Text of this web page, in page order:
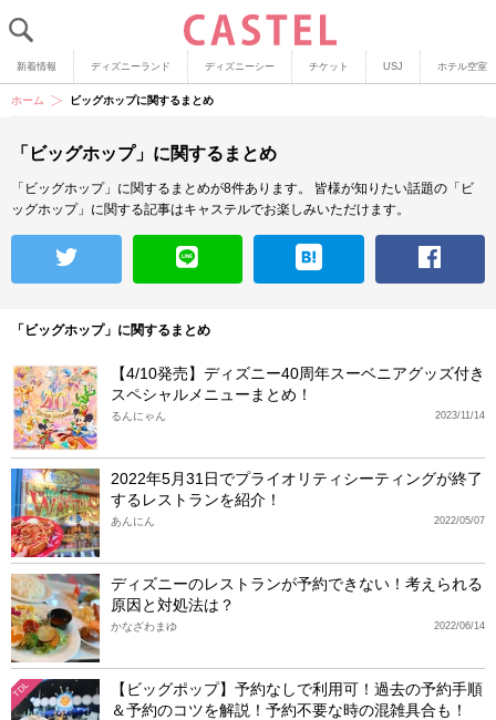
新着情報 ディズニーランド ディズニーシー チケット USJ ホテル空室
ホーム ビッグホップに関するまとめ
「ビッグホップ」に関するまとめ
「ビッグホップ」に関するまとめが8件あります。
皆様が知りたい話題の「ビ
ッグホップ」に関する記事はキャステルでお楽しみいただけます。
「ビッグホップ」に関するまとめ
【4/10発売】ディズニー40周年スーベニアグッズ付き
スペシャルメニューまとめ！
2023/11/14
るんにゃん
2022年5月31日でプライオリティシーティングが終了
するレストランを紹介！
2022/05/07
あんにん
ディズニーのレストランが予約できない！考えられる
原因と対処法は？
2022/06/14
かなざわまゆ
TDL
【ビッグポップ】予約なしで利用可！過去の予約手順
＆予約のコツを解説！予約不要な時の混雑具合も！